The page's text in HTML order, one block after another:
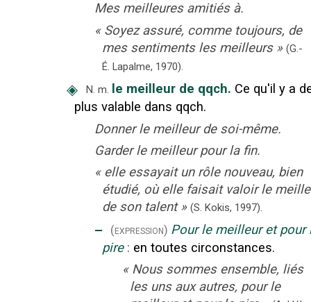
Mes meilleures amitiés à.
« Soyez assuré, comme toujours, de
mes sentiments les meilleurs » (G.-
É. Lapalme, 1970).
◈ N. m. le meilleur de qqch. Ce qu'il y a
plus valable dans qqch.
Donner le meilleur de soi-même.
Garder le meilleur pour la fin.
« elle essayait un rôle nouveau, bien
étudié, où elle faisait valoir le
de son talent » (S. Kokis, 1997).
‒ (expression) Pour le meilleur et pour
pire : en toutes circonstances.
« Nous sommes ensemble, liés
les uns aux autres, pour le